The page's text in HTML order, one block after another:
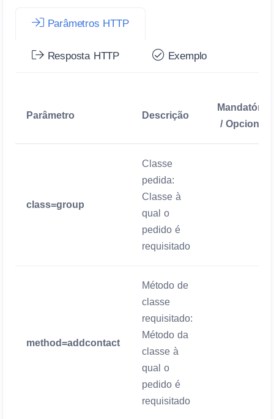
Parâmetros HTTP
Resposta HTTP Exemplo
Parâmetro Descrição
Mandatório
/ Opcional
class=group
Classe
pedida:
Classe à
qual o
pedido é
requisitado
method=addcontact
Método de
classe
requisitado:
Método da
classe à
qual o
pedido é
requisitado